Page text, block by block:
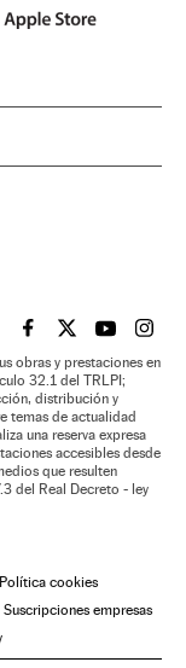
EL PAÍS BRASIL EN
EL PAÍSEL PAÍS
EL
obras y prestaciones en
32.1 del TRLPI;
distribución y
temas de actualidad
una reserva expresa
accesibles desde
que resulten
del Real Decreto - ley
Política cookies
Suscripciones empresas